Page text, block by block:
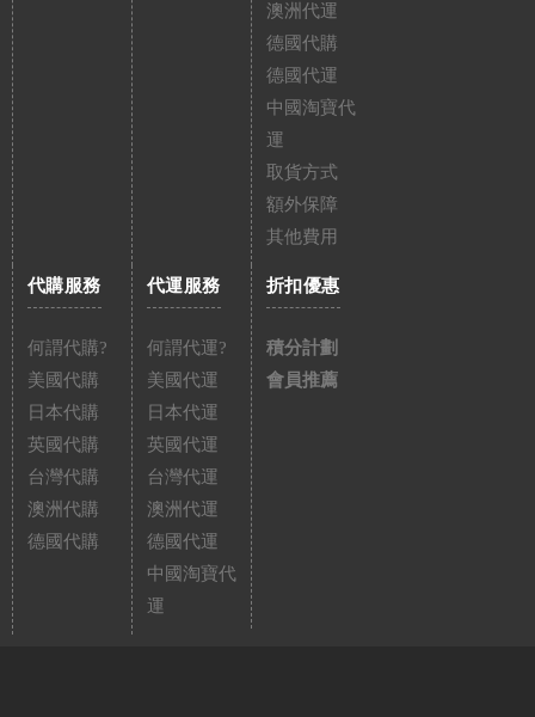
澳洲代運
德國代購
德國代運
中國淘寶代
運
取貨方式
額外保障
其他費用
代購服務
何謂代購?
美國代購
日本代購
英國代購
台灣代購
澳洲代購
德國代購
代運服務
何謂代運?
美國代運
日本代運
英國代運
台灣代運
澳洲代運
德國代運
中國淘寶代
運
折扣優惠
積分計劃
會員推薦